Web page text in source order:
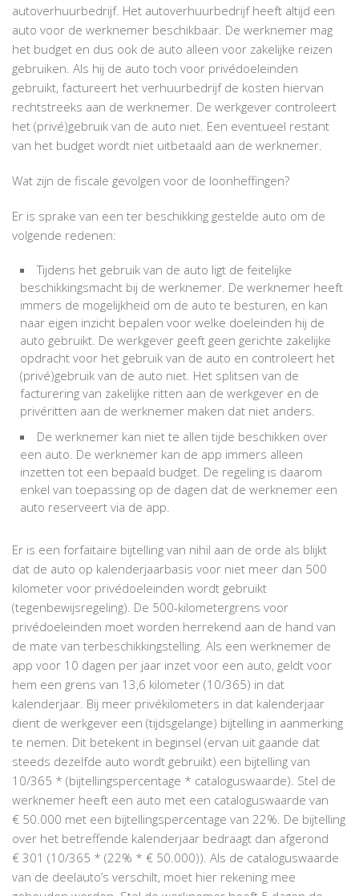
autoverhuurbedrijf. Het autoverhuurbedrijf heeft altijd een
auto voor de werknemer beschikbaar. De werknemer mag
het budget en dus ook de auto alleen voor zakelijke reizen
gebruiken. Als hij de auto toch voor privédoeleinden
gebruikt, factureert het verhuurbedrijf de kosten hiervan
rechtstreeks aan de werknemer. De werkgever controleert
het (privé)gebruik van de auto niet. Een eventueel restant
van het budget wordt niet uitbetaald aan de werknemer.
Wat zijn de fiscale gevolgen voor de loonheffingen?
Er is sprake van een ter beschikking gestelde auto om de
volgende redenen:
Tijdens het gebruik van de auto ligt de feitelijke
beschikkingsmacht bij de werknemer. De werknemer heeft
immers de mogelijkheid om de auto te besturen, en kan
naar eigen inzicht bepalen voor welke doeleinden hij de
auto gebruikt. De werkgever geeft geen gerichte zakelijke
opdracht voor het gebruik van de auto en controleert het
(privé)gebruik van de auto niet. Het splitsen van de
facturering van zakelijke ritten aan de werkgever en de
privéritten aan de werknemer maken dat niet anders.
De werknemer kan niet te allen tijde beschikken over
een auto. De werknemer kan de app immers alleen
inzetten tot een bepaald budget. De regeling is daarom
enkel van toepassing op de dagen dat de werknemer een
auto reserveert via de app.
Er is een forfaitaire bijtelling van nihil aan de orde als blijkt
dat de auto op kalenderjaarbasis voor niet meer dan 500
kilometer voor privédoeleinden wordt gebruikt
(tegenbewijsregeling). De 500-kilometergrens voor
privédoeleinden moet worden herrekend aan de hand van
de mate van terbeschikkingstelling. Als een werknemer de
app voor 10 dagen per jaar inzet voor een auto, geldt voor
hem een grens van 13,6 kilometer (10/365) in dat
kalenderjaar. Bij meer privékilometers in dat kalenderjaar
dient de werkgever een (tijdsgelange) bijtelling in aanmerking
te nemen. Dit betekent in beginsel (ervan uit gaande dat
steeds dezelfde auto wordt gebruikt) een bijtelling van
10/365 * (bijtellingspercentage * cataloguswaarde). Stel de
werknemer heeft een auto met een cataloguswaarde van
€ 50.000 met een bijtellingspercentage van 22%. De bijtelling
over het betreffende kalenderjaar bedraagt dan afgerond
€ 301 (10/365 * (22% * € 50.000)). Als de cataloguswaarde
van de deelauto’s verschilt, moet hier rekening mee